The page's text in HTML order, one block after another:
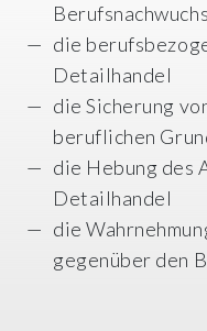
die
Detailhandel
die Sicherung
beruflichen
die Hebung des
Detailhandel
die
gegenüber den